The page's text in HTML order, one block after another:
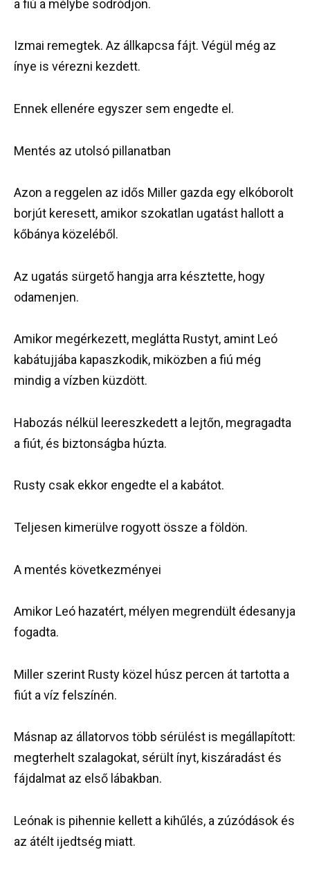
a fiú a mélybe sodródjon.
Izmai remegtek. Az állkapcsa fájt. Végül még az
ínye is vérezni kezdett.
Ennek ellenére egyszer sem engedte el.
Mentés az utolsó pillanatban
Azon a reggelen az idős Miller gazda egy elkóborolt
borjút keresett, amikor szokatlan ugatást hallott a
kőbánya közeléből.
Az ugatás sürgető hangja arra késztette, hogy
odamenjen.
Amikor megérkezett, meglátta Rustyt, amint Leó
kabátujjába kapaszkodik, miközben a fiú még
mindig a vízben küzdött.
Habozás nélkül leereszkedett a lejtőn, megragadta
a fiút, és biztonságba húzta.
Rusty csak ekkor engedte el a kabátot.
Teljesen kimerülve rogyott össze a földön.
A mentés következményei
Amikor Leó hazatért, mélyen megrendült édesanyja
fogadta.
Miller szerint Rusty közel húsz percen át tartotta a
fiút a víz felszínén.
Másnap az állatorvos több sérülést is megállapított:
megterhelt szalagokat, sérült ínyt, kiszáradást és
fájdalmat az első lábakban.
Leónak is pihennie kellett a kihűlés, a zúzódások és
az átélt ijedtség miatt.